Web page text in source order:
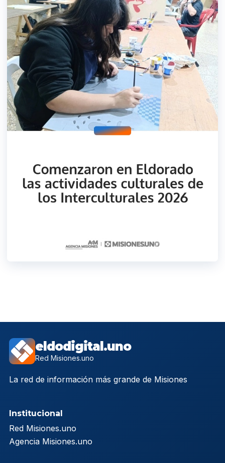
eldodigital.uno
Red Misiones.uno
La red de información más grande de Misiones
Institucional
Red Misiones.uno
Agencia Misiones.uno